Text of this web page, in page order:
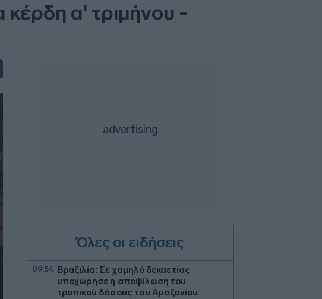
κέρδη α' τριμήνου -
Όλες οι ειδήσεις
09:54
Βραζιλία: Σε χαμηλό δεκαετίας
υποχώρησε η αποψίλωση του
τροπικού δάσους του Αμαζονίου